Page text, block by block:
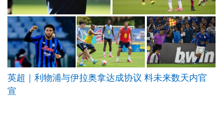
英超｜利物浦与伊拉奥拿达成协议 料未来数天内官
宣